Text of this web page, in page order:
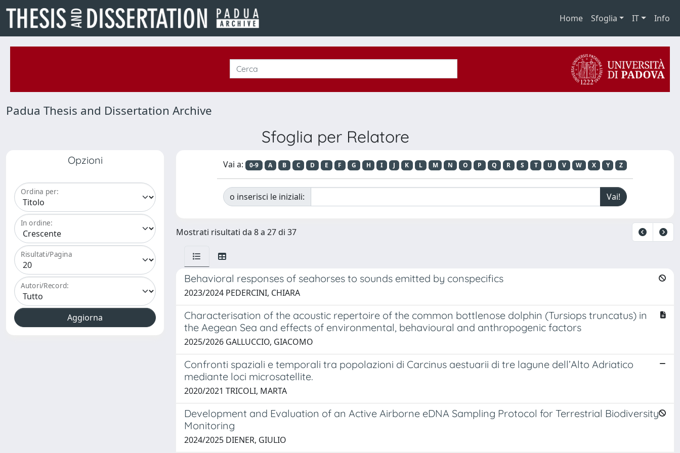
Home Sfoglia IT Info
Padua Thesis and Dissertation Archive
Sfoglia per Relatore
Opzioni
Ordina per:
In ordine:
Risultati/Pagina
Autori/Record:
Vai a: 0-9 A B C D E F G H I J K L M N O P Q R S T U V W X Y Z
o inserisci le iniziali:
Mostrati risultati da 8 a 27 di 37
Behavioral responses of seahorses to sounds emitted by conspecifics
2023/2024 PEDERCINI, CHIARA
Characterisation of the acoustic repertoire of the common bottlenose dolphin (Tursiops truncatus) in
the Aegean Sea and effects of environmental, behavioural and anthropogenic factors
2025/2026 GALLUCCIO, GIACOMO
Confronti spaziali e temporali tra popolazioni di Carcinus aestuarii di tre lagune dell’Alto Adriatico
mediante loci microsatellite.
2020/2021 TRICOLI, MARTA
Development and Evaluation of an Active Airborne eDNA Sampling Protocol for Terrestrial Biodiversity
Monitoring
2024/2025 DIENER, GIULIO